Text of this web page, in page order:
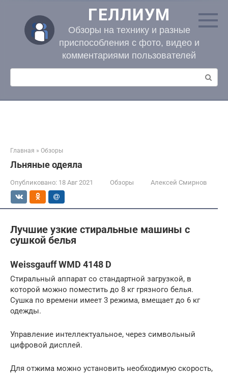
контенту
ГЕЛЛИУМ
Обзоры на технику и разные
приспособления с фото, видео и
комментариями пользователей
Поиск:
Главная » Обзоры
Льняные одеяла
Опубликовано: 18 Авг 2021 Обзоры Алексей Смирнов
Лучшие узкие стиральные машины с
сушкой белья
Weissgauff WMD 4148 D
Стиральный аппарат со стандартной загрузкой, в
которой можно поместить до 8 кг грязного белья.
Сушка по времени имеет 3 режима, вмещает до 6 кг
одежды.
Управление интеллектуальное, через символьный
цифровой дисплей.
Для отжима можно установить необходимую скорость,